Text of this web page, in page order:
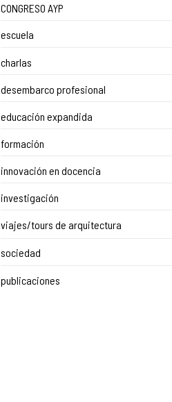
CONGRESO AYP
escuela
charlas
desembarco profesional
educación expandida
formación
innovación en docencia
investigación
viajes/tours de arquitectura
sociedad
publicaciones